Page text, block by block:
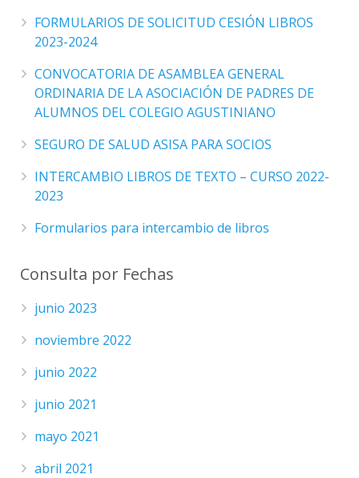
FORMULARIOS DE SOLICITUD CESIÓN LIBROS
2023-2024
CONVOCATORIA DE ASAMBLEA GENERAL
ORDINARIA DE LA ASOCIACIÓN DE PADRES DE
ALUMNOS DEL COLEGIO AGUSTINIANO
SEGURO DE SALUD ASISA PARA SOCIOS
INTERCAMBIO LIBROS DE TEXTO – CURSO 2022-
2023
Formularios para intercambio de libros
Consulta por Fechas
junio 2023
noviembre 2022
junio 2022
junio 2021
mayo 2021
abril 2021